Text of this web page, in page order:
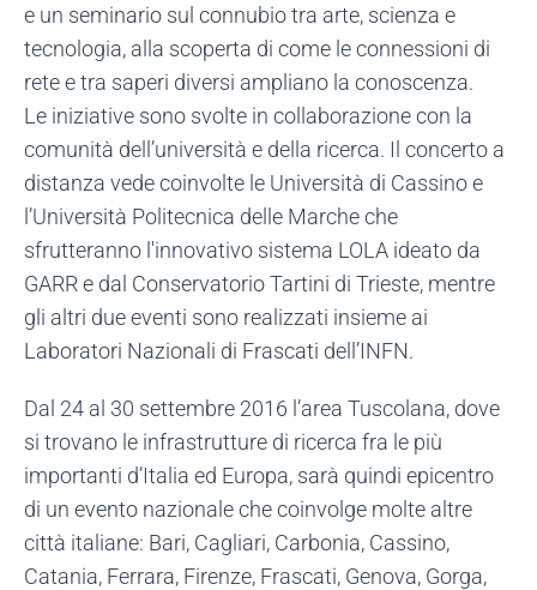
e un seminario sul connubio tra arte, scienza e
tecnologia, alla scoperta di come le connessioni di
rete e tra saperi diversi ampliano la conoscenza.
Le iniziative sono svolte in collaborazione con la
comunità dell’università e della ricerca. Il concerto a
distanza vede coinvolte le Università di Cassino e
l’Università Politecnica delle Marche che
sfrutteranno l'innovativo sistema LOLA ideato da
GARR e dal Conservatorio Tartini di Trieste, mentre
gli altri due eventi sono realizzati insieme ai
Laboratori Nazionali di Frascati dell’INFN.
Dal 24 al 30 settembre 2016 l’area Tuscolana, dove
si trovano le infrastrutture di ricerca fra le più
importanti d’Italia ed Europa, sarà quindi epicentro
di un evento nazionale che coinvolge molte altre
città italiane: Bari, Cagliari, Carbonia, Cassino,
Catania, Ferrara, Firenze, Frascati, Genova, Gorga,